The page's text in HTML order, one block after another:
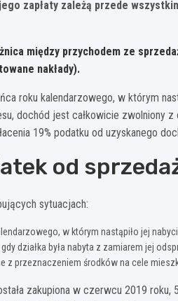
zapłaty zależą przede
między przychodem ze
nakłady).
roku kalendarzowego, w którym
dochód jest całkowicie zwolniony
19% podatku od uzyskanego
od
sytuacjach:
w którym nastąpiło jej
działka była nabyta z zamiarem jej
z przeznaczeniem środków na cele
zakupiona w czerwcu 2019